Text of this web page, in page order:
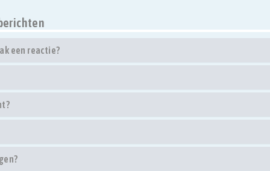
een reactie?